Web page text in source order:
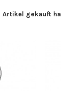
Artikel gekauft